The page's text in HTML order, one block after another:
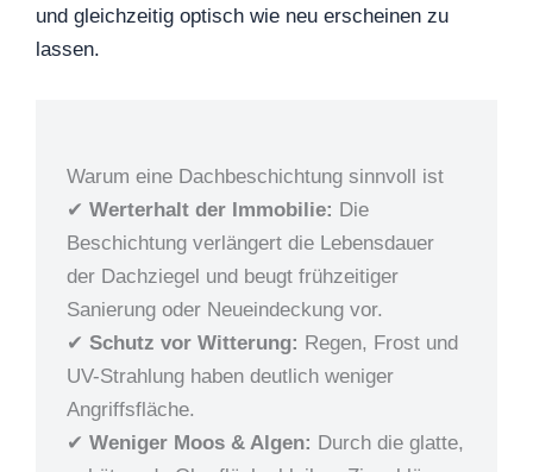
und gleichzeitig optisch wie neu erscheinen zu
lassen.
Warum eine Dachbeschichtung sinnvoll ist
✔ Werterhalt der Immobilie: Die
Beschichtung verlängert die Lebensdauer
der Dachziegel und beugt frühzeitiger
Sanierung oder Neueindeckung vor.
✔ Schutz vor Witterung: Regen, Frost und
UV-Strahlung haben deutlich weniger
Angriffsfläche.
✔ Weniger Moos & Algen: Durch die glatte,